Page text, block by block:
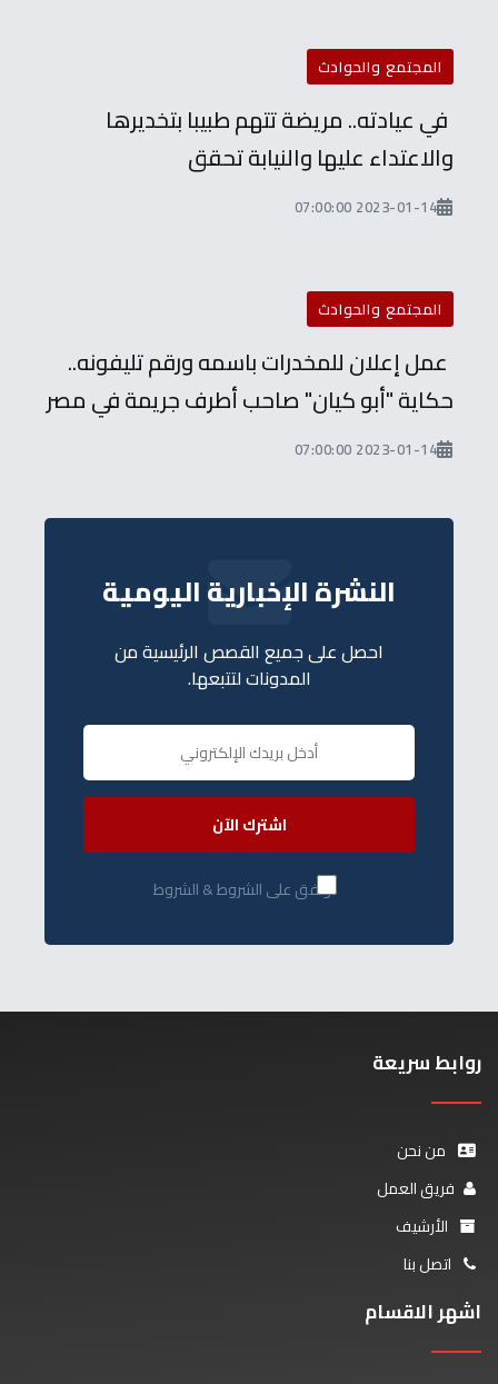
المجتمع والحوادث
في عيادته.. مريضة تتهم طبيبا بتخديرها
والاعتداء عليها والنيابة تحقق
2023-01-14 07:00:00
المجتمع والحوادث
عمل إعلان للمخدرات باسمه ورقم تليفونه..
حكاية "أبو كيان" صاحب أطرف جريمة في مصر
2023-01-14 07:00:00
النشرة الإخبارية اليومية
احصل على جميع القصص الرئيسية من
المدونات لتتبعها.
اشترك الآن
أوافق على الشروط & الشروط
روابط سريعة
من نحن
فريق العمل
الأرشيف
اتصل بنا
اشهر الاقسام